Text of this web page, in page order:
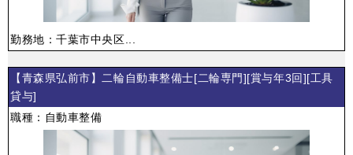
勤務地：千葉市中央区...
【青森県弘前市】二輪自動車整備士[二輪専門][賞与年3回][工具
貸与]
職種：自動車整備